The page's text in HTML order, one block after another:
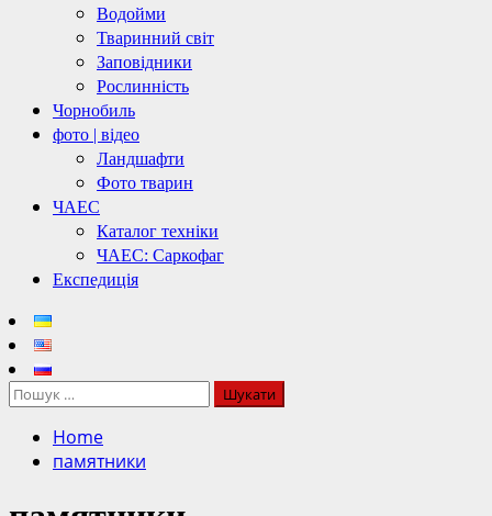
Водойми
Тваринний світ
Заповідники
Рослинність
Чорнобиль
фото | відео
Ландшафти
Фото тварин
ЧАЕС
Каталог техніки
ЧАЕС: Саркофаг
Експедиція
Пошук:
Home
памятники